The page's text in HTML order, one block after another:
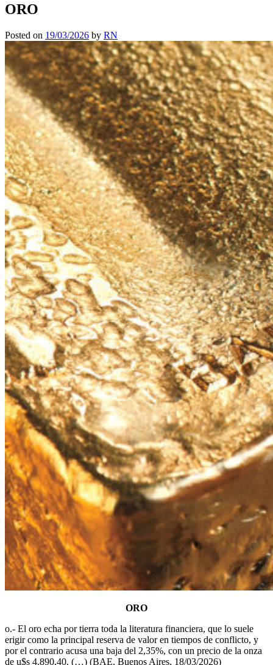
ORO
Posted on 19/03/2026 by RN
ORO
o.- El oro echa por tierra toda la literatura financiera, que lo suele
erigir como la principal reserva de valor en tiempos de conflicto, y
por el contrario acusa una baja del 2,35%, con un precio de la onza
de u$s 4.890,40. (…) (BAE, Buenos Aires, 18/03/2026)